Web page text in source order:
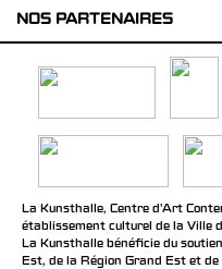
NOS PARTENAIRES
La Kunsthalle, Centre d’Art
établissement culturel de la Ville
La Kunsthalle bénéficie du
Est, de la Région Grand Est et de